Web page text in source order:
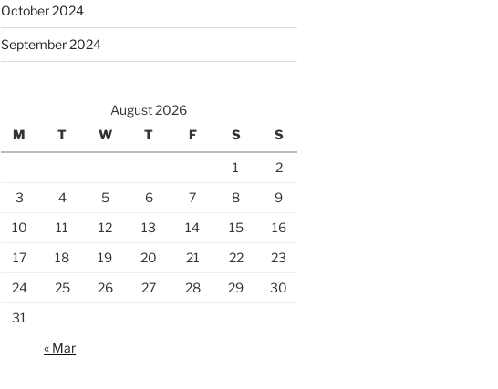
October 2024
September 2024
August 2026
M
T W T F S S
1
2
3
4 5 6 7 8
9
10
11 12 13 14 15
16
17
18 19 20 21 22
23
24
25 26 27 28 29
30
31
« Mar